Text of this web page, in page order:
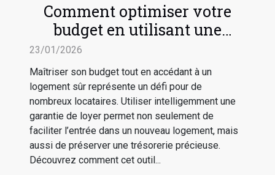
Comment optimiser votre
budget en utilisant une
garantie de loyer ?
23/01/2026
Maîtriser son budget tout en accédant à un
logement sûr représente un défi pour de
nombreux locataires. Utiliser intelligemment une
garantie de loyer permet non seulement de
faciliter l’entrée dans un nouveau logement, mais
aussi de préserver une trésorerie précieuse.
Découvrez comment cet outil...